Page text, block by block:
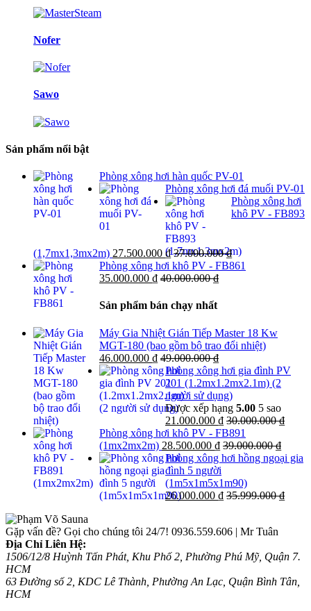
Nofer
Sawo
Sản phẩm nổi bật
Phòng xông hơi hàn quốc PV-01
Phòng xông hơi đá muối PV-01
Phòng xông hơi
khô PV - FB893
(1,7mx1,3mx2m) 27.500.000 ₫ 37.000.000₫
Phòng xông hơi khô PV - FB861
35.000.000 ₫ 40.000.000₫
Sản phẩm bán chạy nhất
Máy Gia Nhiệt Gián Tiếp Master 18 Kw
MGT-180 (bao gồm bộ trao đổi nhiệt)
46.000.000 ₫ 49.000.000₫
Phòng xông hơi gia đình PV
201 (1.2mx1.2mx2.1m) (2
người sử dụng)
Được xếp hạng 5.00 5 sao
21.000.000 ₫ 30.000.000₫
Phòng xông hơi khô PV - FB891
(1mx2mx2m) 28.500.000 ₫ 39.000.000₫
Phòng xông hơi hồng ngoại gia
đình 5 người
(1m5x1m5x1m90)
26.000.000 ₫ 35.999.000₫
Gặp vấn đề? Gọi cho chúng tôi 24/7! 0936.559.606 | Mr Tuân
Địa Chỉ Liên Hệ:
1506/12/8 Huỳnh Tấn Phát, Khu Phố 2, Phường Phú Mỹ, Quận 7.
HCM
63 Đường số 2, KDC Lê Thành, Phường An Lạc, Quận Bình Tân,
HCM